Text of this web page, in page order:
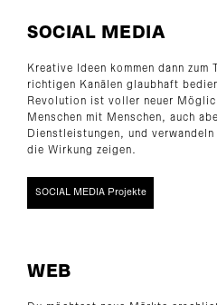
SOCIAL MEDIA
Kreative Ideen kommen dann zum
richtigen Kanälen glaubhaft
Revolution ist voller neuer
Menschen mit Menschen, auch
Dienstleistungen, und
die Wirkung zeigen.
SOCIAL MEDIA Projekte
WEB